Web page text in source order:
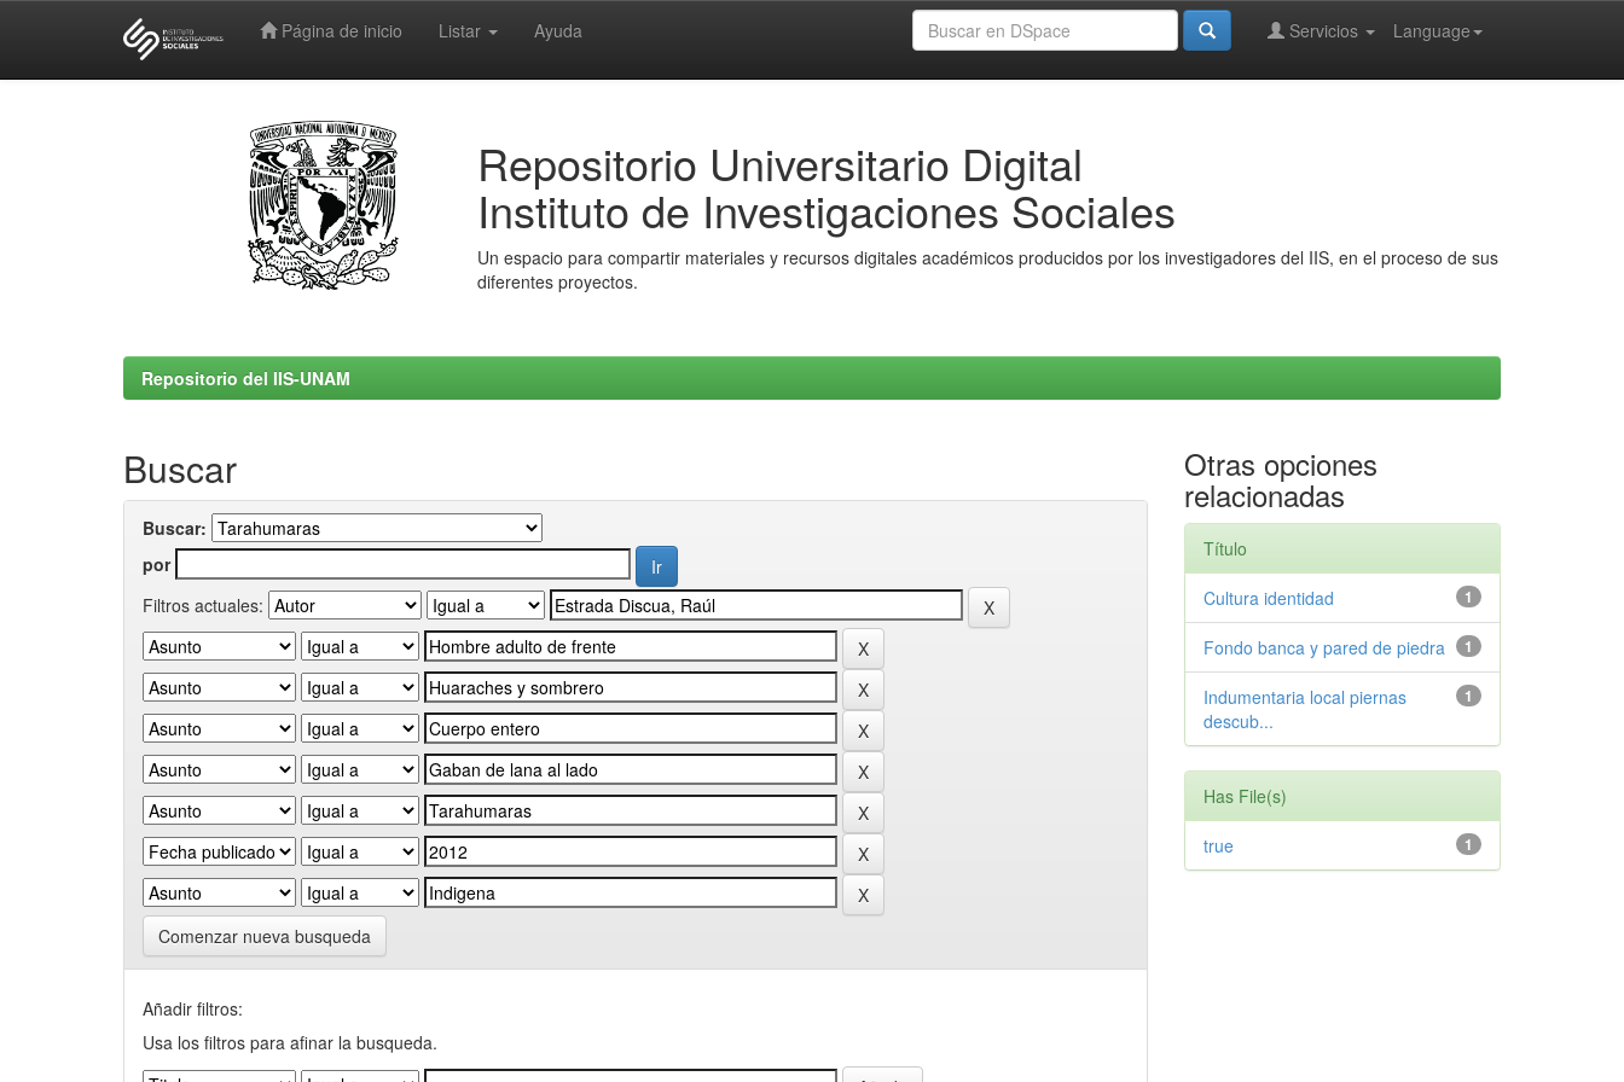
Página de inicio Listar Ayuda Language
Servicios
Repositorio Universitario Digital
Instituto de Investigaciones Sociales
Un espacio para compartir materiales y recursos digitales académicos producidos por los investigadores del IIS, en el proceso de sus
diferentes proyectos.
Repositorio del IIS-UNAM
Buscar
Buscar:
por
Filtros actuales:
Comenzar nueva busqueda
Añadir filtros:
Usa los filtros para afinar la busqueda.
Otras opciones
relacionadas
Título
1
Cultura identidad
1
Fondo banca y pared de piedra
1
Indumentaria local piernas
descub...
Has File(s)
1
true